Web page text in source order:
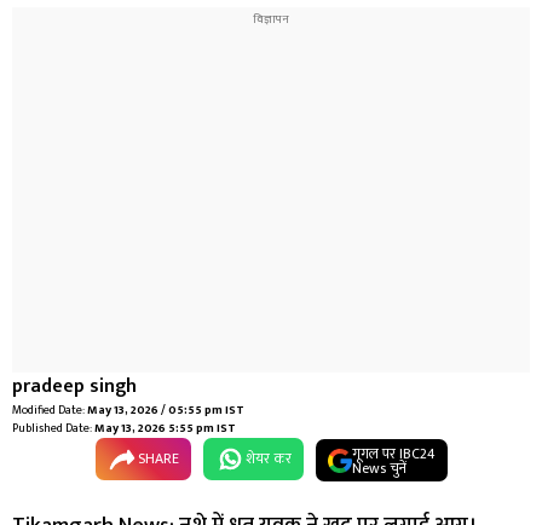
pradeep singh
Modified Date:May 13, 2026 / 05:55 pm IST
Published Date:May 13, 2026 5:55 pm IST
SHARE शेयर कर गूगल पर IBC24
News चुनें